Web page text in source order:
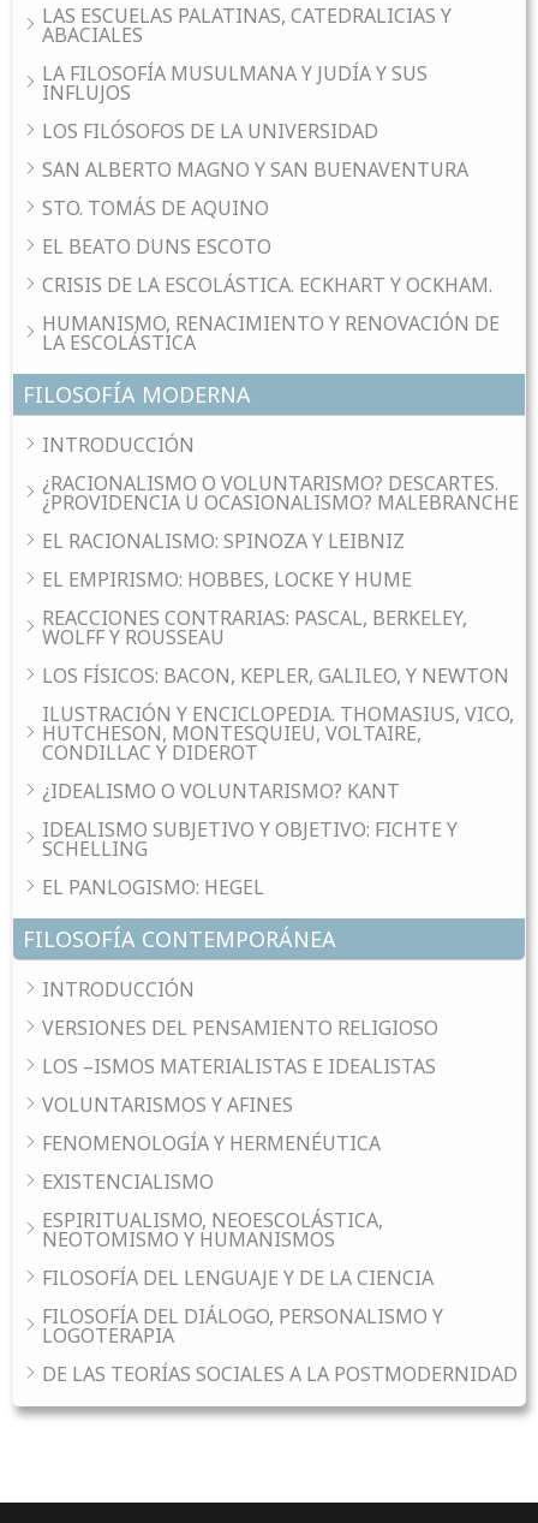
LAS ESCUELAS PALATINAS, CATEDRALICIAS Y
ABACIALES
LA FILOSOFÍA MUSULMANA Y JUDÍA Y SUS
INFLUJOS
LOS FILÓSOFOS DE LA UNIVERSIDAD
SAN ALBERTO MAGNO Y SAN BUENAVENTURA
STO. TOMÁS DE AQUINO
EL BEATO DUNS ESCOTO
CRISIS DE LA ESCOLÁSTICA. ECKHART Y OCKHAM.
HUMANISMO, RENACIMIENTO Y RENOVACIÓN DE
LA ESCOLÁSTICA
FILOSOFÍA MODERNA
INTRODUCCIÓN
¿RACIONALISMO O VOLUNTARISMO? DESCARTES.
¿PROVIDENCIA U OCASIONALISMO? MALEBRANCHE
EL RACIONALISMO: SPINOZA Y LEIBNIZ
EL EMPIRISMO: HOBBES, LOCKE Y HUME
REACCIONES CONTRARIAS: PASCAL, BERKELEY,
WOLFF Y ROUSSEAU
LOS FÍSICOS: BACON, KEPLER, GALILEO, Y NEWTON
ILUSTRACIÓN Y ENCICLOPEDIA. THOMASIUS, VICO,
HUTCHESON, MONTESQUIEU, VOLTAIRE,
CONDILLAC Y DIDEROT
¿IDEALISMO O VOLUNTARISMO? KANT
IDEALISMO SUBJETIVO Y OBJETIVO: FICHTE Y
SCHELLING
EL PANLOGISMO: HEGEL
FILOSOFÍA CONTEMPORÁNEA
INTRODUCCIÓN
VERSIONES DEL PENSAMIENTO RELIGIOSO
LOS –ISMOS MATERIALISTAS E IDEALISTAS
VOLUNTARISMOS Y AFINES
FENOMENOLOGÍA Y HERMENÉUTICA
EXISTENCIALISMO
ESPIRITUALISMO, NEOESCOLÁSTICA,
NEOTOMISMO Y HUMANISMOS
FILOSOFÍA DEL LENGUAJE Y DE LA CIENCIA
FILOSOFÍA DEL DIÁLOGO, PERSONALISMO Y
LOGOTERAPIA
DE LAS TEORÍAS SOCIALES A LA POSTMODERNIDAD